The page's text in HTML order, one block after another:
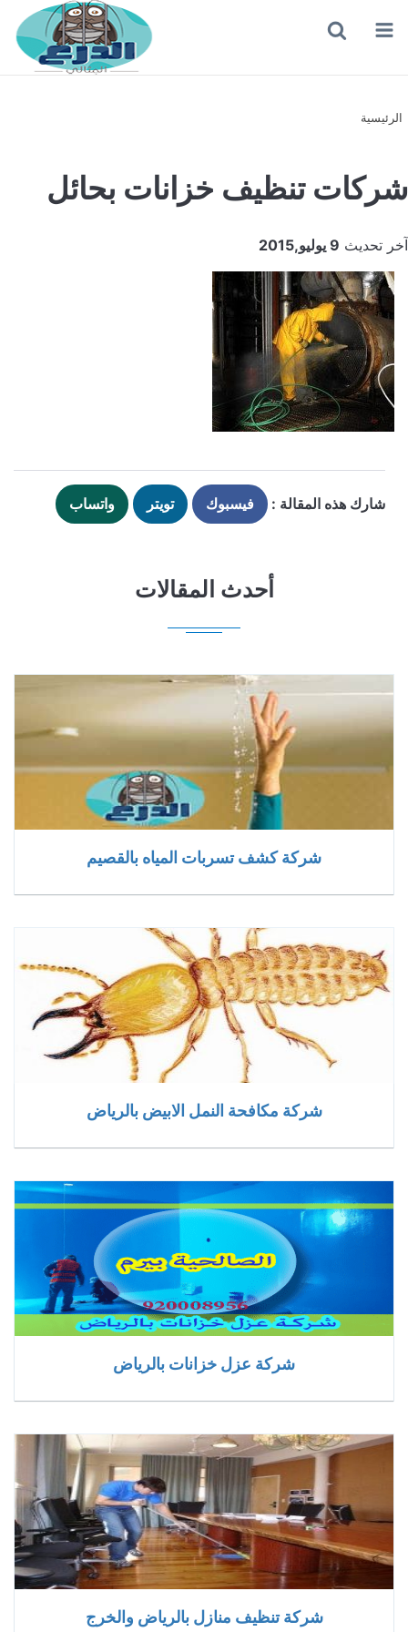
القائمة
الرئيسية
شركات تنظيف خزانات بحائل
آخر تحديث 9 يوليو,2015
شارك هذه المقالة : فيسبوك تويتر واتساب
أحدث المقالات
شركة كشف تسربات المياه بالقصيم
شركة مكافحة النمل الابيض بالرياض
شركة عزل خزانات بالرياض
شركة تنظيف منازل بالرياض والخرج